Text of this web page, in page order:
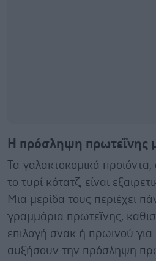
Η πρόσληψη πρωτεΐνης
Τα γαλακτοκομικά
το τυρί κότατζ, είναι
Μια μερίδα τους περιέχει
γραμμάρια πρωτεΐνης,
επιλογή σνακ ή πρωινού
αυξήσουν την πρόσληψη